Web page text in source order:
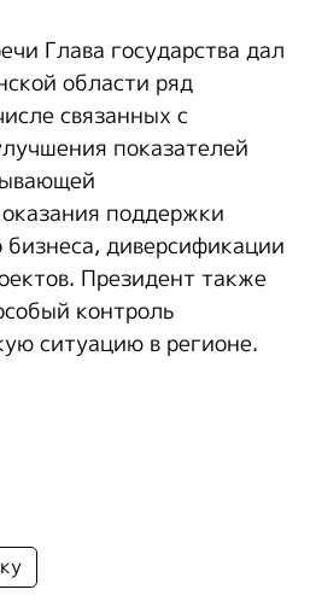
Глава государства дал
области ряд
связанных с
показателей
поддержки
бизнеса, диверсификации
Президент также
контроль
ситуацию в регионе.